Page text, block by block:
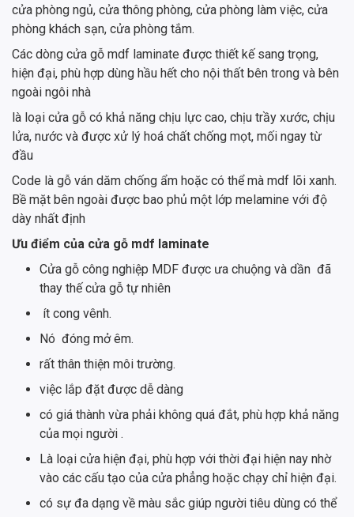
cửa phòng ngủ, cửa thông phòng, cửa phòng làm việc, cửa
phòng khách sạn, cửa phòng tắm.
Các dòng cửa gỗ mdf laminate được thiết kế sang trọng,
hiện đại, phù hợp dùng hầu hết cho nội thất bên trong và bên
ngoài ngôi nhà
là loại cửa gỗ có khả năng chịu lực cao, chịu trầy xước, chịu
lửa, nước và được xử lý hoá chất chống mọt, mối ngay từ
đầu
Code là gỗ ván dăm chống ẩm hoặc có thể mà mdf lõi xanh.
Bề mặt bên ngoài được bao phủ một lớp melamine với độ
dày nhất định
Ưu điểm của cửa gỗ mdf laminate
Cửa gỗ công nghiệp MDF được ưa chuộng và dần đã
thay thế cửa gỗ tự nhiên
ít cong vênh.
Nó đóng mở êm.
rất thân thiện môi trường.
việc lắp đặt được dễ dàng
có giá thành vừa phải không quá đắt, phù hợp khả năng
của mọi người .
Là loại cửa hiện đại, phù hợp với thời đại hiện nay nhờ
vào các cấu tạo của cửa phẳng hoặc chạy chỉ hiện đại.
có sự đa dạng về màu sắc giúp người tiêu dùng có thể